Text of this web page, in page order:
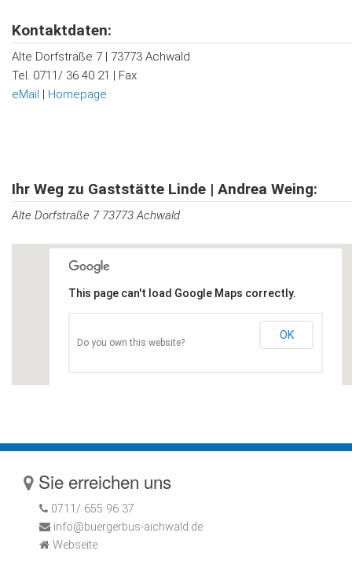
Kontakt
Kontaktdaten:
Alte Dorfstraße 7 | 73773 Achwald
Tel. 0711/ 36 40 21 | Fax
eMail
Homepage
Ihr Weg zu Gaststätte Linde | Andrea Weing:
Alte Dorfstraße 7 73773 Achwald
This page can't load Google Maps correctly.
Do you own this website?
OK
Sie erreichen uns
0711/ 655 96 37
info@buergerbus-aichwald.de
Webseite